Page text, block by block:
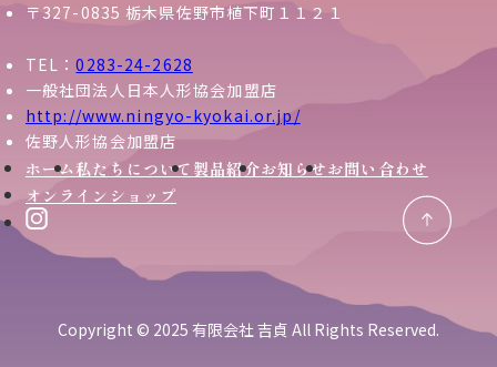
〒327-0835 栃木県佐野市植下町１１２１
TEL：0283-24-2628
一般社団法人日本人形協会加盟店
http://www.ningyo-kyokai.or.jp/
佐野人形協会加盟店
ホーム私たちについて 製品紹介お知らせお問い合わせ
オンラインショップ
Copyright © 2025 有限会社 吉貞 All Rights Reserved.